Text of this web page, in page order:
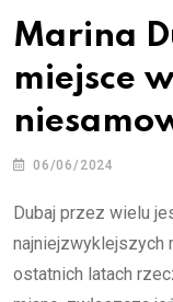
Marina
miejsce
06/06/2024
Dubaj przez wielu
najniejzwyklejszych
ostatnich latach